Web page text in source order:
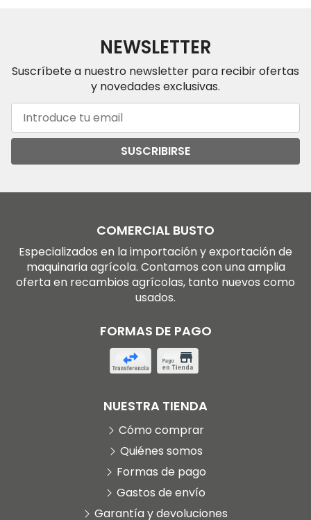
NEWSLETTER
Suscríbete a nuestro newsletter para recibir ofertas
y novedades exclusivas.
SUSCRIBIRSE
COMERCIAL BUSTO
Especializados en la importación y exportación de
maquinaria agrícola. Contamos con una amplia
oferta en recambios agrícolas, tanto nuevos como
usados.
FORMAS DE PAGO
NUESTRA TIENDA
Cómo comprar
Quiénes somos
Formas de pago
Gastos de envío
Garantía y devoluciones